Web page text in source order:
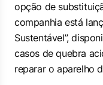
opção de
companhia está
Sustentável”,
casos de quebra
reparar o aparelho